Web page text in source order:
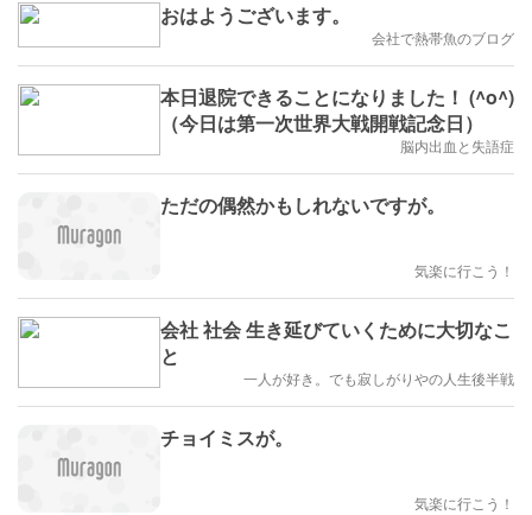
おはようございます。
会社で熱帯魚のブログ
本日退院できることになりました！ (^o^)
（今日は第一次世界大戦開戦記念日）
脳内出血と失語症
ただの偶然かもしれないですが。
気楽に行こう！
会社 社会 生き延びていくために大切なこ
と
一人が好き。でも寂しがりやの人生後半戦
チョイミスが。
気楽に行こう！